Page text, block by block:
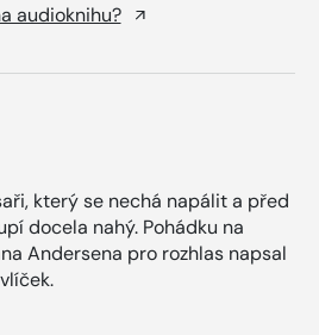
audioknihu?
který se nechá napálit a před
docela nahý. Pohádku na
Andersena pro rozhlas napsal